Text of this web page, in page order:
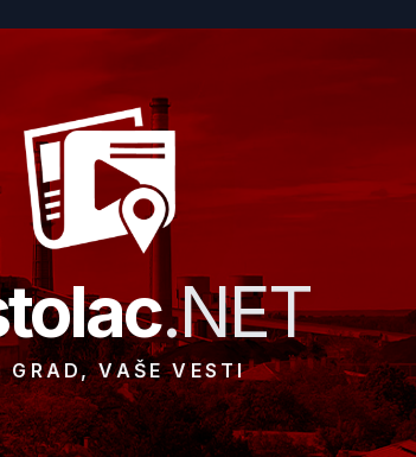
.NET
GRAD, VAŠE VESTI